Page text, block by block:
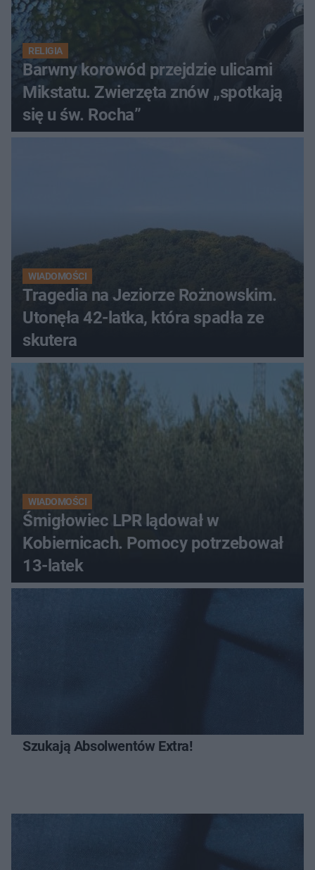
RELIGIA
Barwny korowód przejdzie ulicami
Mikstatu. Zwierzęta znów „spotkają
się u św. Rocha”
WIADOMOŚCI
Tragedia na Jeziorze Rożnowskim.
Utonęła 42-latka, która spadła ze
skutera
WIADOMOŚCI
Śmigłowiec LPR lądował w
Kobiernicach. Pomocy potrzebował
13-latek
Szukają Absolwentów Extra!